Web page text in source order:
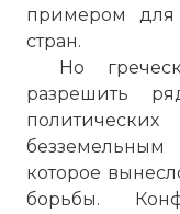
примером для
стран.
Но
разрешить
которое
борьбы.